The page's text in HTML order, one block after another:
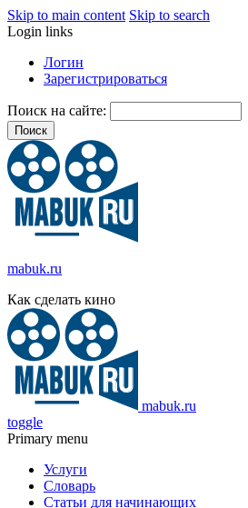
Skip to main content Skip to search
Login links
Логин
Зарегистрироваться
Поиск на сайте:
mabuk.ru
Как сделать кино
mabuk.ru
toggle
Primary menu
Услуги
Словарь
Статьи для начинающих